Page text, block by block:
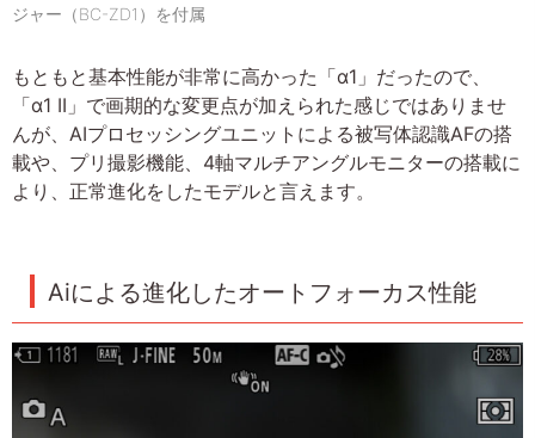
ジャー（BC-ZD1）を付属
もともと基本性能が非常に高かった「α1」だったので、
「α1 II」で画期的な変更点が加えられた感じではありませ
んが、AIプロセッシングユニットによる被写体認識AFの搭
載や、プリ撮影機能、4軸マルチアングルモニターの搭載に
より、正常進化をしたモデルと言えます。
Aiによる進化したオートフォーカス性能